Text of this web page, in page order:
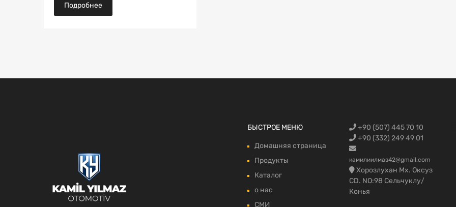
Подробнее
БЫСТРОЕ МЕНЮ
Домашняя страница
Продукты
Каталог
о нас
СМИ
+90 (507) 445 70 10
+90 (332) 249 49 01
камилиилмаз42@gmail.com
Хорозлухан Мх. Оксуз
CD. NO:98 Сельчуклу/
Конья